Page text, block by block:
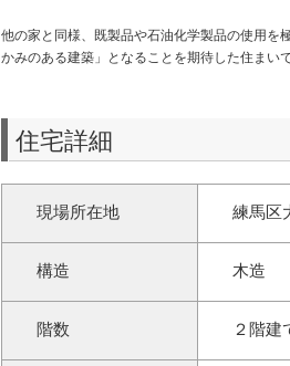
他の家と同様、既製品や石油化学製品の使用を
かみのある建築」となることを期待した住まい
住宅詳細
現場所在地 練馬区
構造 木造
階数 ２階建